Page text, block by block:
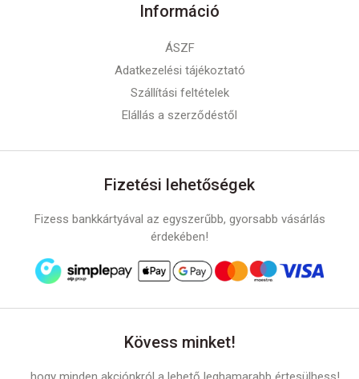
Információ
ÁSZF
Adatkezelési tájékoztató
Szállítási feltételek
Elállás a szerződéstől
Fizetési lehetőségek
Fizess bankkártyával az egyszerűbb, gyorsabb vásárlás
érdekében!
Kövess minket!